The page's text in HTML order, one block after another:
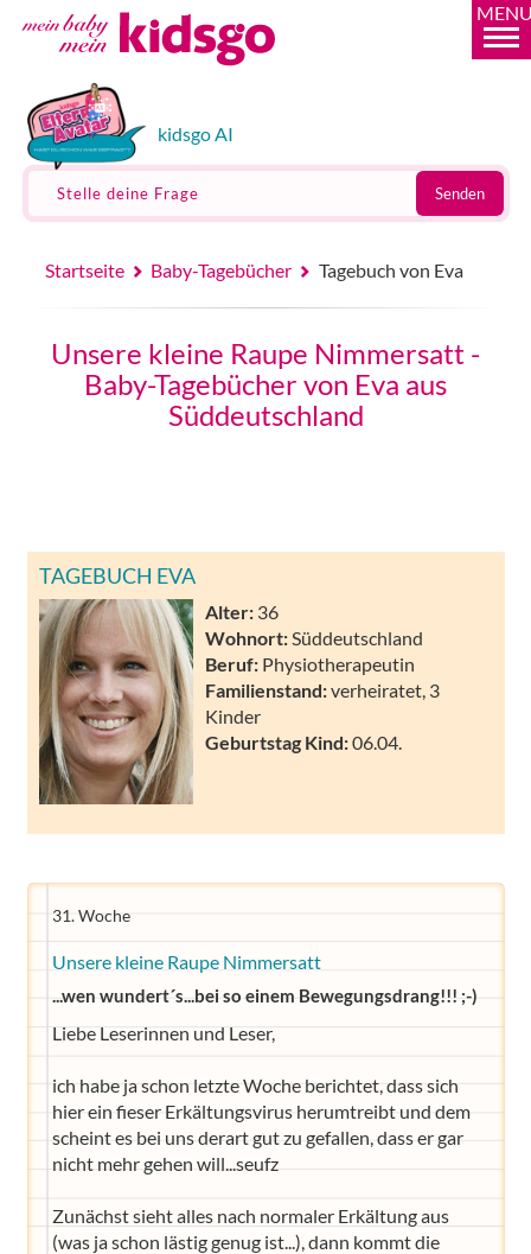
kidsgo AI
Stelle deine Frage Senden
Startseite Baby-Tagebücher Tagebuch von Eva
Unsere kleine Raupe Nimmersatt -
Baby-Tagebücher von Eva aus
Süddeutschland
TAGEBUCH EVA
Alter: 36
Wohnort: Süddeutschland
Beruf: Physiotherapeutin
Familienstand:verheiratet, 3
Kinder
Geburtstag Kind:06.04.
31. Woche
Unsere kleine Raupe Nimmersatt
...wen wundert´s...bei so einem Bewegungsdrang!!! ;-)
Liebe Leserinnen und Leser,
ich habe ja schon letzte Woche berichtet, dass sich
hier ein fieser Erkältungsvirus herumtreibt und dem
scheint es bei uns derart gut zu gefallen, dass er gar
nicht mehr gehen will...seufz
Zunächst sieht alles nach normaler Erkältung aus
(was ja schon lästig genug ist...), dann kommt die